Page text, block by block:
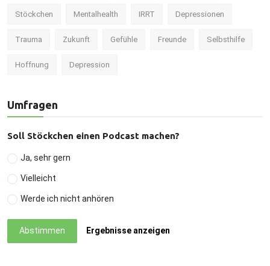
Stöckchen Mentalhealth IRRT Depressionen
Trauma Zukunft Gefühle Freunde Selbsthilfe
Hoffnung Depression
Umfragen
Soll Stöckchen einen Podcast machen?
Ja, sehr gern
Vielleicht
Werde ich nicht anhören
Abstimmen Ergebnisse anzeigen